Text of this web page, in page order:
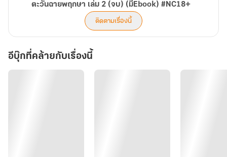
ตะวันฉายพฤกษา เล่ม 2 (จบ) (มีEbook) #NC18+
ติดตามเรื่องนี้
อีบุ๊กที่คล้ายกับเรื่องนี้